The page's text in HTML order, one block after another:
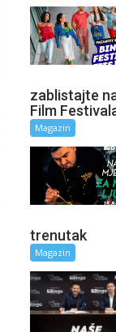
zablistajte
Film
Magazin
trenutak
Magazin